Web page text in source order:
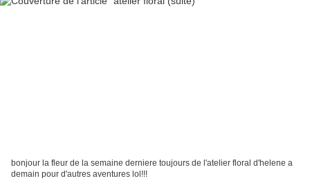
bonjour la fleur de la semaine derniere toujours de l'atelier floral d'helene a
demain pour d'autres aventures lol!!!